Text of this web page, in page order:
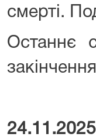
смерті.
Останнє